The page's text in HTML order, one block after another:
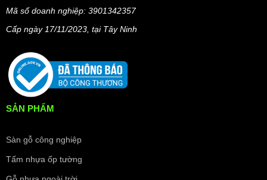
Mã số doanh nghiệp: 3901342357
Cấp ngày 17/11/2023, tại Tây Ninh
SẢN PHẨM
Sàn gỗ công nghiệp
Tấm nhựa ốp tường